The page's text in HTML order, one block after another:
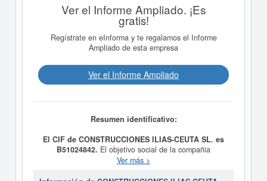
Ver el Informe Ampliado. ¡Es
gratis!
Regístrate en eInforma y te regalamos el Informe
Ampliado de esta empresa
Ver el Informe Ampliado
Resumen identificativo:
El CIF de CONSTRUCCIONES ILIAS-CEUTA SL. es
B51024842. El objetivo social de la compañia
CONSTRUCCIONES ILIAS-CEUTA SL.
y reformas en general. y fue creada el día 22/03/2010.
Ver más >